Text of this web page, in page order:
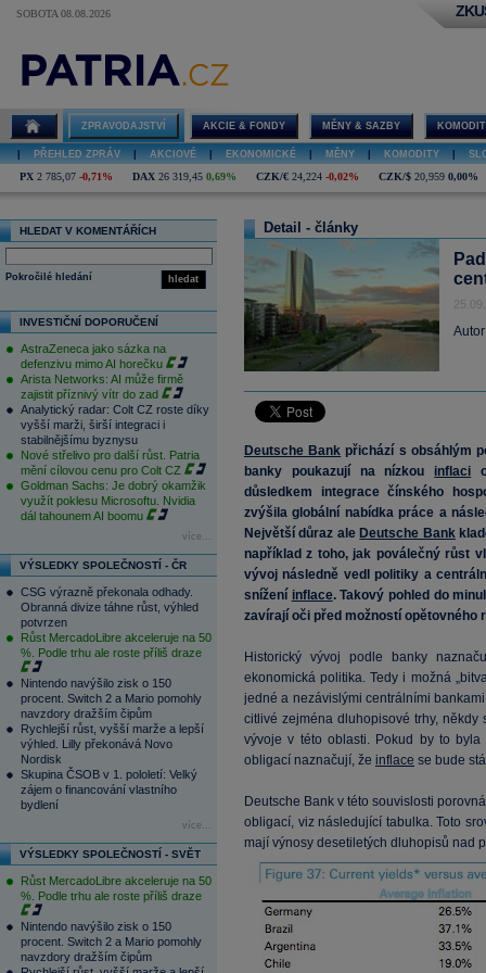
SOBOTA 08.08.2026
ZPRAVODAJSTVÍ AKCIE & FONDY MĚNY & SAZBY
PŘEHLED ZPRÁV AKCIOVÉ EKONOMICKÉ MĚNY KOMODITY
PX 2 785,07 -0,71% DAX 26 319,45 0,69% CZK/€ 24,224 -0,02% CZK/$ 20,959 0,00%
HLEDAT V KOMENTÁŘÍCH
hledat
Pokročilé hledání
INVESTIČNÍ DOPORUČENÍ
AstraZeneca jako sázka na
defenzivu mimo AI horečku
Arista Networks: AI může firmě
zajistit příznivý vítr do zad
Analytický radar: Colt CZ roste díky
vyšší marži, širší integraci i
stabilnějšímu byznysu
Nové střelivo pro další růst. Patria
mění cílovou cenu pro Colt CZ
Goldman Sachs: Je dobrý okamžik
využít poklesu Microsoftu. Nvidia
dál tahounem AI boomu
více...
VÝSLEDKY SPOLEČNOSTÍ - ČR
CSG výrazně překonala odhady.
Obranná divize táhne růst, výhled
potvrzen
Růst MercadoLibre akceleruje na 50
%. Podle trhu ale roste příliš draze
Nintendo navýšilo zisk o 150
procent. Switch 2 a Mario pomohly
navzdory dražším čipům
Rychlejší růst, vyšší marže a lepší
výhled. Lilly překonává Novo
Nordisk
Skupina ČSOB v 1. pololetí: Velký
zájem o financování vlastního
bydlení
více...
VÝSLEDKY SPOLEČNOSTÍ - SVĚT
Růst MercadoLibre akceleruje na 50
%. Podle trhu ale roste příliš draze
Nintendo navýšilo zisk o 150
procent. Switch 2 a Mario pomohly
navzdory dražším čipům
Detail - články
Deutsche Bank přichází s obsáhlým
banky poukazují na nízkou inflaci
důsledkem integrace čínského
zvýšila globální nabídka práce a
Největší důraz ale Deutsche Bank
například z toho, jak poválečný růst
vývoj následně vedl politiky a
snížení inflace. Takový pohled do
zavírají oči před možností opětovného
Historický vývoj podle banky
ekonomická politika. Tedy i možná
jedné a nezávislými centrálními
citlivé zejména dluhopisové trhy,
vývoje v této oblasti. Pokud by to
obligací naznačují, že inflace se bude
Deutsche Bank v této souvislosti
obligací, viz následující tabulka. Toto
mají výnosy desetiletých dluhopisů nad